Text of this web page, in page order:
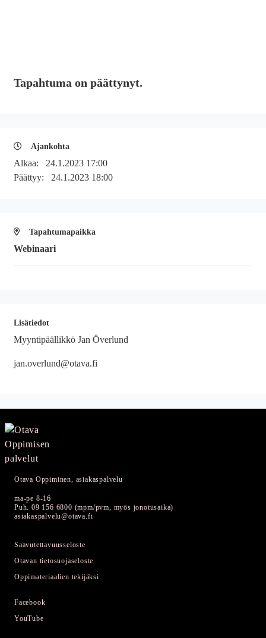
Tapahtuma on päättynyt.
Ajankohta
Alkaa: 24.1.2023 17:00
Päättyy: 24.1.2023 18:00
Tapahtumapaikka
Webinaari
Lisätiedot
Myyntipäällikkö Jan Överlund
jan.overlund@otava.fi
Otava Oppiminen, asiakaspalvelu
ma-pe 8-16
Puh. 09 156 6800 (mpm/pvm, myös jonotusaika)
asiakaspalvelu@otava.fi
Saavutettavuusseloste
Otavan tietosuojaseloste
Oppimateriaalien tekijäksi
Facebook
YouTube